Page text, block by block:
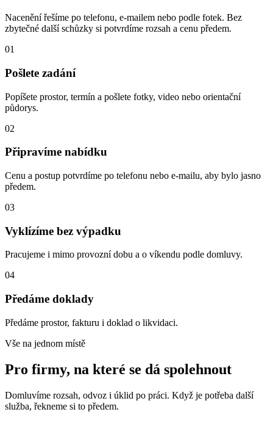
Nacenění řešíme po telefonu, e-mailem nebo podle fotek. Bez
zbytečné další schůzky si potvrdíme rozsah a cenu předem.
01
Pošlete zadání
Popíšete prostor, termín a pošlete fotky, video nebo orientační
půdorys.
02
Připravíme nabídku
Cenu a postup potvrdíme po telefonu nebo e-mailu, aby bylo jasno
předem.
03
Vyklízíme bez výpadku
Pracujeme i mimo provozní dobu a o víkendu podle domluvy.
04
Předáme doklady
Předáme prostor, fakturu i doklad o likvidaci.
Vše na jednom místě
Pro firmy, na které se dá spolehnout
Domluvíme rozsah, odvoz i úklid po práci. Když je potřeba další
služba, řekneme si to předem.